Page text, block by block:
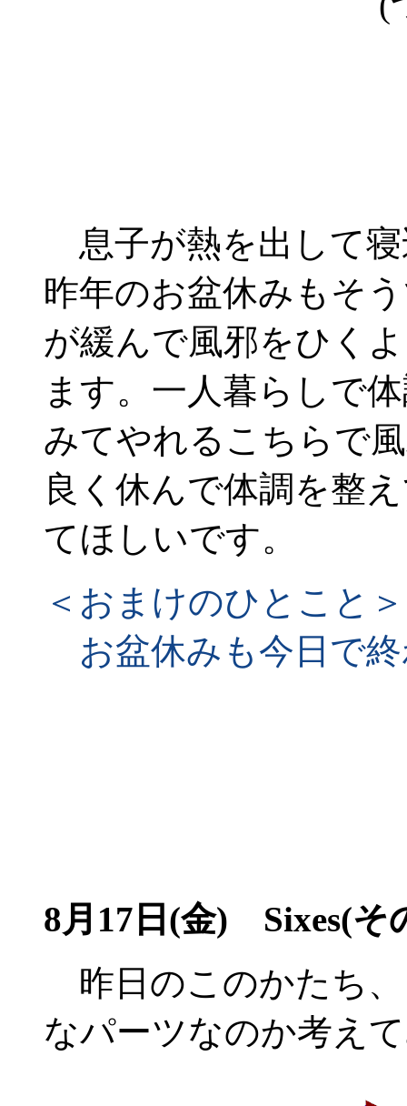
息子が熱を出して
昨年のお盆休みもそ
が緩んで風邪をひく
ます。一人暮らしで
みてやれるこちらで
良く休んで体調を整
てほしいです。
＜おまけのひとこと＞
お盆休みも今日で
8月17日(金) Sixes(そ
昨日のこのかたち
なパーツなのか考え